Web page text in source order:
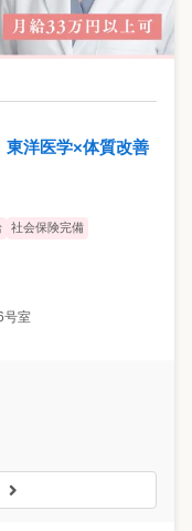
東洋医学×体質改善
社会保険完備
号室